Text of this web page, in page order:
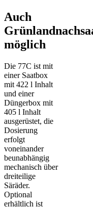
Auch
möglich
Die 77C ist mit
einer Saatbox
mit 422 l Inhalt
und einer
Düngerbox mit
405 l Inhalt
ausgerüstet, die
Dosierung
erfolgt
voneinander
beunabhängig
mechanisch über
dreiteilige
Säräder.
Optional
erhältlich ist